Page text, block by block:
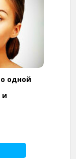
одной
и